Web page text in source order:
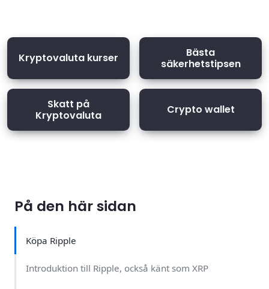
Kryptovaluta kurser
Bästa
säkerhetstipsen
Skatt på
Kryptovaluta
Crypto wallet
På den här sidan
Köpa Ripple
Introduktion till Ripple, också känt som XRP